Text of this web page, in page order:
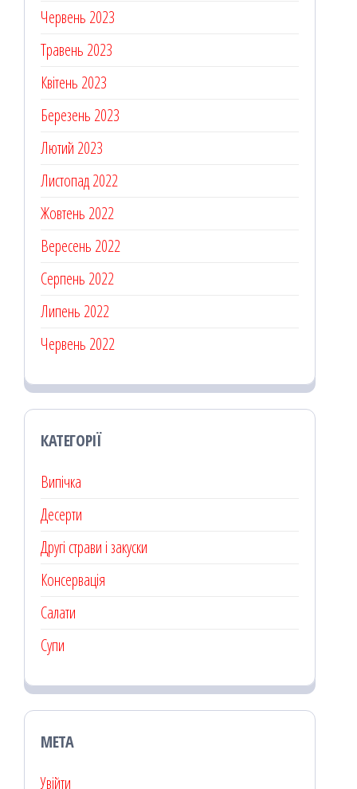
Червень 2023
Травень 2023
Квітень 2023
Березень 2023
Лютий 2023
Листопад 2022
Жовтень 2022
Вересень 2022
Серпень 2022
Липень 2022
Червень 2022
КАТЕГОРІЇ
Випічка
Десерти
Другі страви і закуски
Консервація
Салати
Супи
МЕТА
Увійти